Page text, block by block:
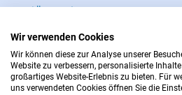
Alle anzeigen →
IM NOTFALL WENDEN SIE
Wir verwenden Cookies
Wir können diese zur Analyse unserer
Website zu verbessern, personalisierte
großartiges Website-Erlebnis zu bieten. Für
uns verwendeten Cookies öffnen Sie die